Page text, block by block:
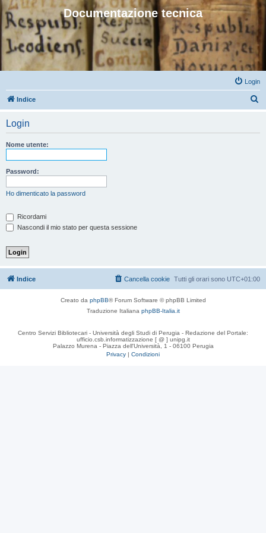
Documentazione tecnica
Login
Indice
Login
Nome utente:
Password:
Ho dimenticato la password
Ricordami
Nascondi il mio stato per questa sessione
Indice Tutti gli orari sono UTC+01:00
Cancella cookie
Creato da phpBB® Forum Software © phpBB Limited
Traduzione Italiana phpBB-Italia.it
Centro Servizi Bibliotecari - Università degli Studi di Perugia - Redazione del Portale:
ufficio.csb.informatizzazione [ @ ] unipg.it
Palazzo Murena - Piazza dell'Università, 1 - 06100 Perugia
Privacy | Condizioni